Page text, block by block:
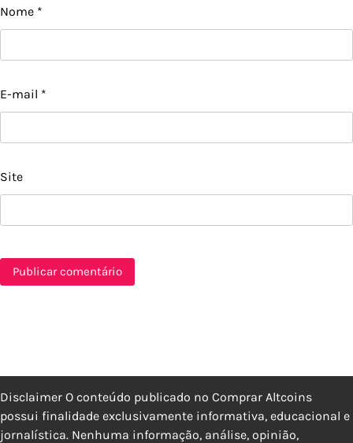
Nome *
E-mail *
Site
Disclaimer O conteúdo publicado no Comprar Altcoins
possui finalidade exclusivamente informativa, educacional e
jornalística. Nenhuma informação, análise, opinião,